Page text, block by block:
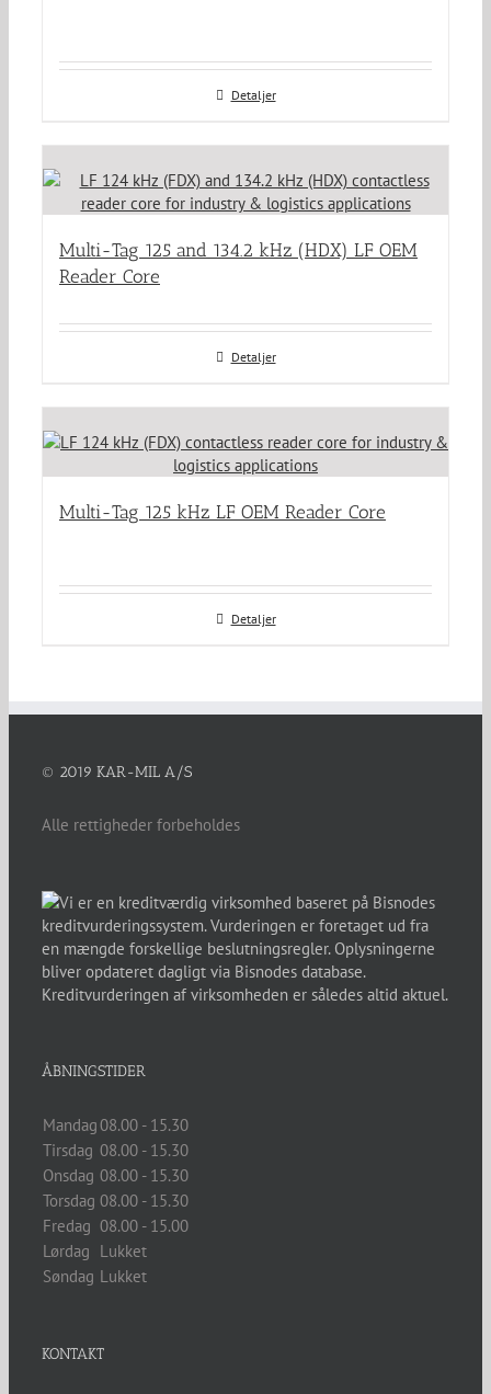
Detaljer
Multi-Tag 125 and 134.2 kHz (HDX) LF OEM
Reader Core
Detaljer
Multi-Tag 125 kHz LF OEM Reader Core
Detaljer
© 2019 KAR-MIL A/S
Alle rettigheder forbeholdes
ÅBNINGSTIDER
Mandag08.00 - 15.30
Tirsdag 08.00 - 15.30
Onsdag 08.00 - 15.30
Torsdag 08.00 - 15.30
Fredag 08.00 - 15.00
Lørdag Lukket
Søndag Lukket
KONTAKT